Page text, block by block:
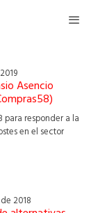
Asencio
para responder a la
en el sector
2018